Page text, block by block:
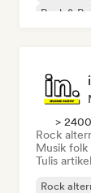
Rock &
>
Rock
Musik folk
Tulis artikel
Rock